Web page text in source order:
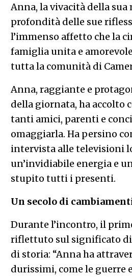
Anna, la vivacità della sua
profondità delle sue
l’immenso affetto che la
famiglia unita e
tutta la comunità di
Anna, raggiante e
della giornata, ha accolto
tanti amici, parenti e
omaggiarla. Ha persino
intervista alle televisioni
un’invidiabile energia e
stupito tutti i presenti.
Un secolo di
Durante l’incontro, il
riflettuto sul significato di
di storia: “Anna ha
durissimi, come le guerre